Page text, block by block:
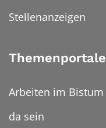
Stellenanzeigen
Themenportale
Arbeiten im Bistum
da sein